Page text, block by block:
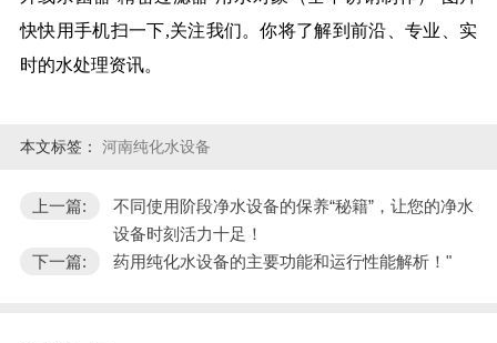
快快用手机扫一下,关注我们。你将了解到前沿、专业、实
时的水处理资讯。
本文标签： 河南纯化水设备
上一篇:
不同使用阶段净水设备的保养“秘籍”，让您的净水
设备时刻活力十足！
下一篇:
药用纯化水设备的主要功能和运行性能解析！"